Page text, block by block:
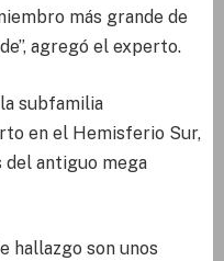
más grande de
agregó el experto.
subfamilia
en el Hemisferio Sur,
antiguo mega
hallazgo son unos